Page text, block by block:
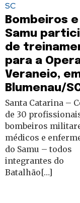
SC
Bombeiros e
Samu
de
para a
Veraneio,
Blumenau/
Santa Catarina –
de 30
bombeiros
médicos e
do Samu – todos
integrantes do
Batalhão[…]